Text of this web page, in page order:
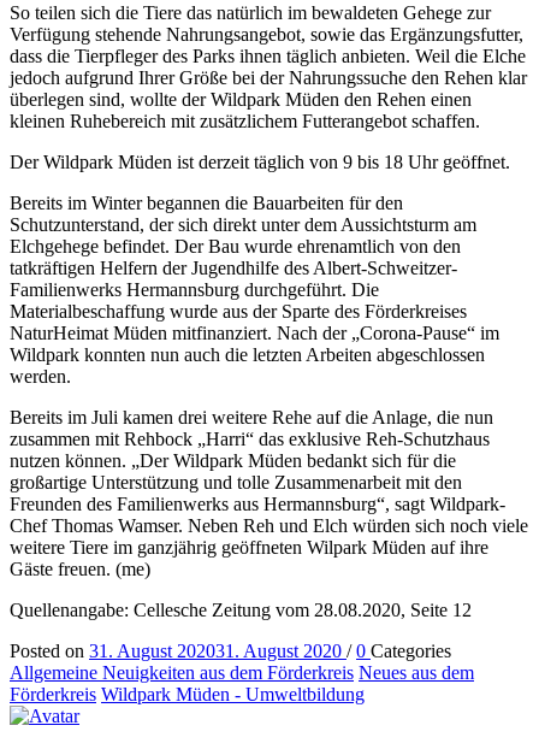
So teilen sich die Tiere das natürlich im bewaldeten Gehege zur
Verfügung stehende Nahrungsangebot, sowie das Ergänzungsfutter,
dass die Tierpfleger des Parks ihnen täglich anbieten. Weil die Elche
jedoch aufgrund Ihrer Größe bei der Nahrungssuche den Rehen klar
überlegen sind, wollte der Wildpark Müden den Rehen einen
kleinen Ruhebereich mit zusätzlichem Futterangebot schaffen.
Der Wildpark Müden ist derzeit täglich von 9 bis 18 Uhr geöffnet.
Bereits im Winter begannen die Bauarbeiten für den
Schutzunterstand, der sich direkt unter dem Aussichtsturm am
Elchgehege befindet. Der Bau wurde ehrenamtlich von den
tatkräftigen Helfern der Jugendhilfe des Albert-Schweitzer-
Familienwerks Hermannsburg durchgeführt. Die
Materialbeschaffung wurde aus der Sparte des Förderkreises
NaturHeimat Müden mitfinanziert. Nach der „Corona-Pause“ im
Wildpark konnten nun auch die letzten Arbeiten abgeschlossen
werden.
Bereits im Juli kamen drei weitere Rehe auf die Anlage, die nun
zusammen mit Rehbock „Harri“ das exklusive Reh-Schutzhaus
nutzen können. „Der Wildpark Müden bedankt sich für die
großartige Unterstützung und tolle Zusammenarbeit mit den
Freunden des Familienwerks aus Hermannsburg“, sagt Wildpark-
Chef Thomas Wamser. Neben Reh und Elch würden sich noch viele
weitere Tiere im ganzjährig geöffneten Wilpark Müden auf ihre
Gäste freuen. (me)
Quellenangabe: Cellesche Zeitung vom 28.08.2020, Seite 12
Posted on 31. August 202031. August 2020 / 0 Categories
Allgemeine Neuigkeiten aus dem Förderkreis Neues aus dem
Förderkreis Wildpark Müden - Umweltbildung